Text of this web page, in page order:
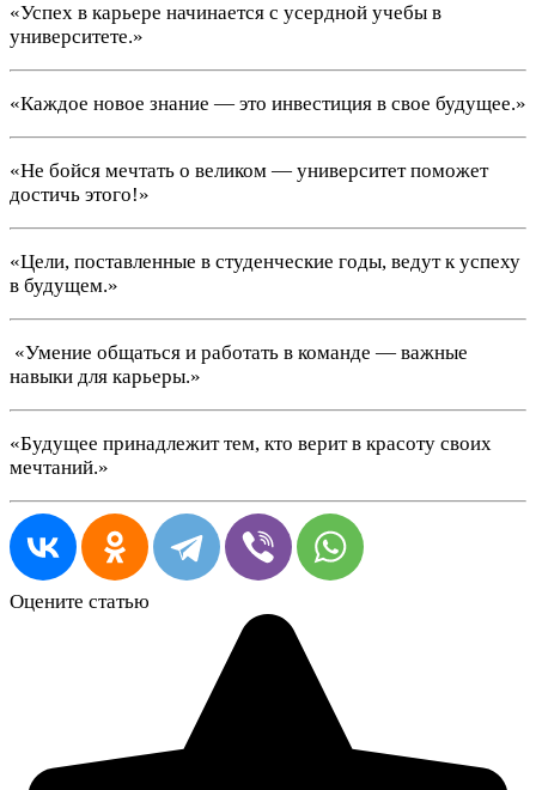
«Успех в карьере начинается с усердной учебы в
университете.»
«Каждое новое знание — это инвестиция в свое будущее.»
«Не бойся мечтать о великом — университет поможет
достичь этого!»
«Цели, поставленные в студенческие годы, ведут к успеху
в будущем.»
️ «Умение общаться и работать в команде — важные
навыки для карьеры.»
«Будущее принадлежит тем, кто верит в красоту своих
мечтаний.»
Оцените статью